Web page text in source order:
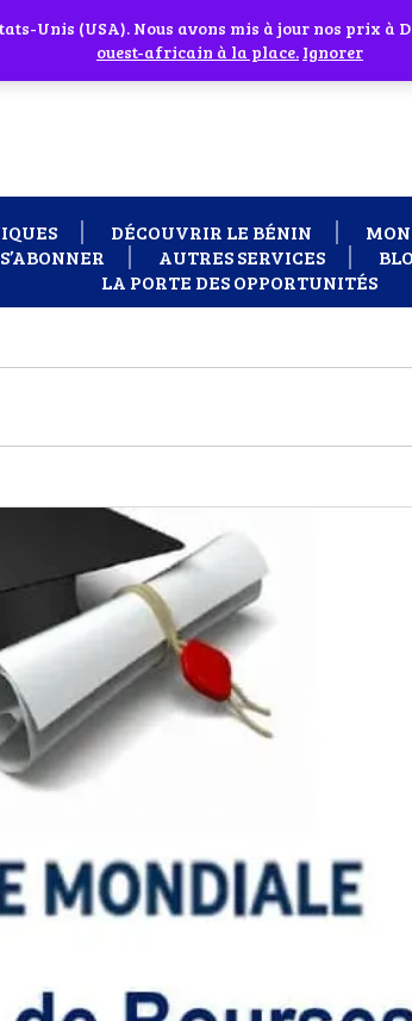
sur l'icône en face
DÉCOUVRIR LE BÉNIN
S’ABONNER AUTRES SERVICES
LA PORTE DES OPPORTUNITÉS
d'assistance Contactez-nous par WhatsApp au
Unis (USA). Nous avons mis à jour nos prix
ouest-africain à la place. Ignorer